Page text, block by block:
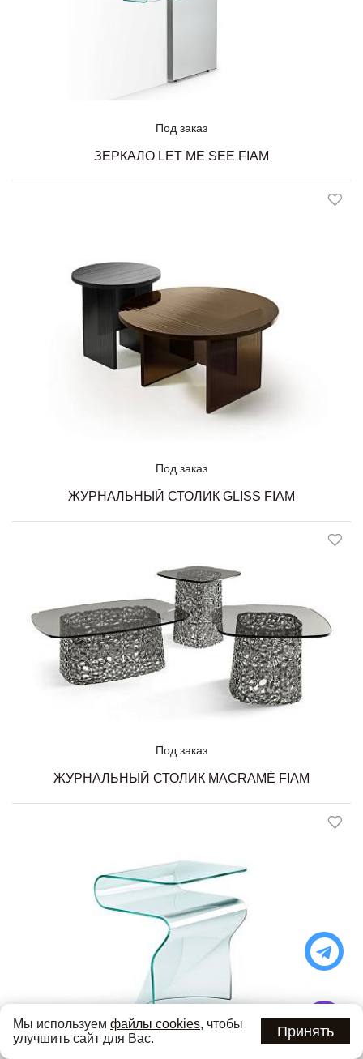
Под заказ
ЗЕРКАЛО LET ME SEE FIAM
Под заказ
ЖУРНАЛЬНЫЙ СТОЛИК GLISS FIAM
Под заказ
ЖУРНАЛЬНЫЙ СТОЛИК MACRAMÈ FIAM
Мы используем файлы cookies, чтобы
улучшить сайт для Вас.
Принять